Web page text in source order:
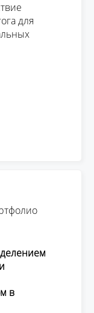
для
в